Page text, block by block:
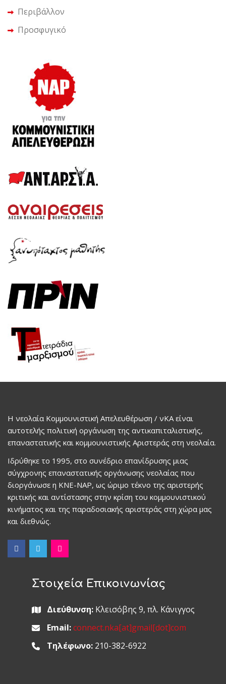
Περιβάλλον
Προσφυγικό
Η νεολαία Κομμουνιστική Απελευθέρωση / νΚΑ είναι
αυτοτελής πολιτική οργάνωση της αντικαπιταλιστικής,
επαναστατικής και κομμουνιστικής Αριστεράς στη νεολαία.
Ιδρύθηκε το 1995, στο συνέδριο επανίδρυσης μιας
σύγχρονης επαναστατικής οργάνωσης νεολαίας που
διοργάνωσε η ΚΝΕ-ΝΑΡ, ως ώριμο τέκνο της αριστερής
κριτικής και αντίστασης στην κρίση του κομμουνιστικού
κινήματος και της παραδοσιακής αριστεράς στη χώρα μας
και διεθνώς.
Στοιχεία Επικοινωνίας
Διεύθυνση:Κλεισόβης 9, πλ. Κάνιγγος
Email: connect.nka[at]gmail[dot]com
Τηλέφωνο:210-382-6922